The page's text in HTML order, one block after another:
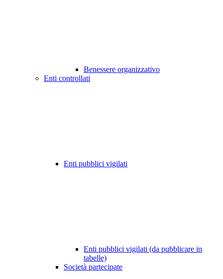
Benessere organizzativo
Enti controllati
Enti pubblici vigilati
Enti pubblici vigilati (da pubblicare in
tabelle)
Società partecipate